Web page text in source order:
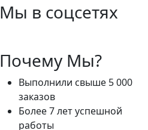
Мы в соцсетях
Почему Мы?
Выполнили свыше 5 000
заказов
Более 7 лет успешной
работы